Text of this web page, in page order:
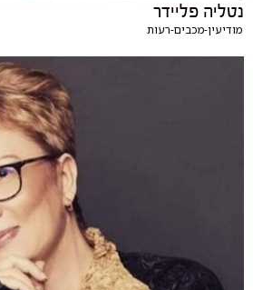
נטליה פליידר
מודיעין-מכבים-רעות